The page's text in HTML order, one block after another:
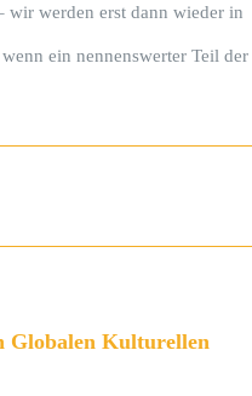
wir werden erst dann wieder in
ein nennenswerter Teil der
Globalen Kulturellen